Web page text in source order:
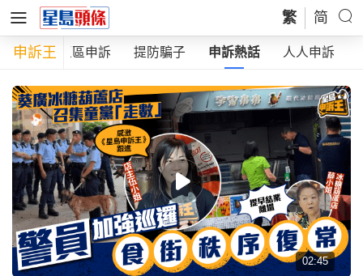
繁 简
申訴王
直擊 區區申訴 提防騙子 申訴熱話 人人申訴
02:45